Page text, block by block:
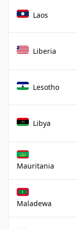
Laos
Liberia
Lesotho
Libya
Mauritania
Maladewa